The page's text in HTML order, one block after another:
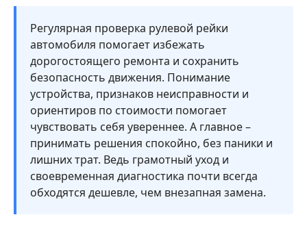
Регулярная проверка рулевой рейки
автомобиля помогает избежать
дорогостоящего ремонта и сохранить
безопасность движения. Понимание
устройства, признаков неисправности и
ориентиров по стоимости помогает
чувствовать себя увереннее. А главное –
принимать решения спокойно, без паники и
лишних трат. Ведь грамотный уход и
своевременная диагностика почти всегда
обходятся дешевле, чем внезапная замена.